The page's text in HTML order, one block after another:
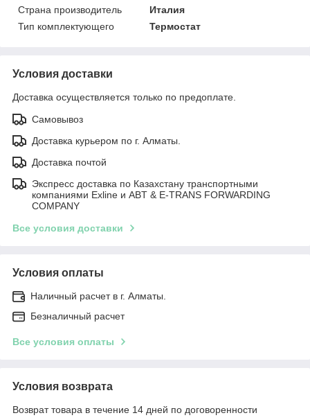
Страна производитель
Италия
Тип комплектующего
Термостат
Условия доставки
Доставка осуществляется только по предоплате.
Самовывоз
Доставка курьером по г. Алматы.
Доставка почтой
Экспресс доставка по Казахстану транспортными
компаниями Exline и ABT & E-TRANS FORWARDING
COMPANY
Все условия доставки
Условия оплаты
Наличный расчет в г. Алматы.
Безналичный расчет
Все условия оплаты
Условия возврата
Возврат товара в течение 14 дней по договоренности